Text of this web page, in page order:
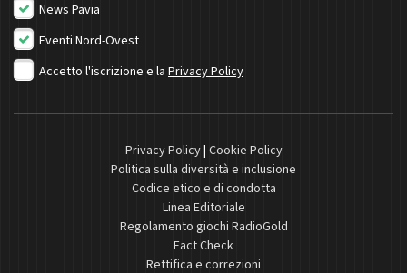
News Pavia
Eventi Nord-Ovest
Accetto l'iscrizione e la Privacy Policy
Privacy Policy| Cookie Policy
Politica sulla diversità e inclusione
Codice etico e di condotta
Linea Editoriale
Regolamento giochi RadioGold
Fact Check
Rettifica e correzioni